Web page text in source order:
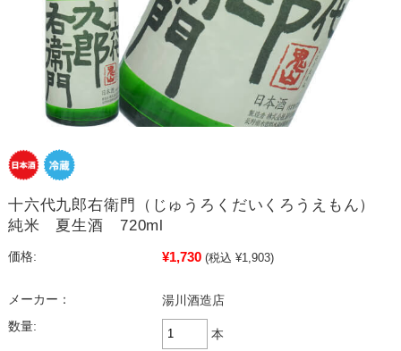
十六代九郎右衛門（じゅうろくだいくろうえもん）
純米 夏生酒 720ml
価格: ¥1,730 (税込 ¥1,903)
メーカー：
湯川酒造店
数量:
本